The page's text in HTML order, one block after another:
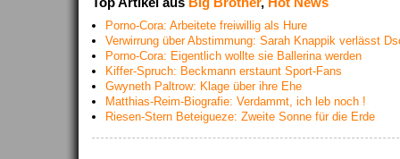
Porno-Cora: Arbeitete freiwillig als Hure
Verwirrung über Abstimmung: Sarah Knappik verlässt
Porno-Cora: Eigentlich wollte sie Ballerina werden
Kiffer-Spruch: Beckmann erstaunt Sport-Fans
Gwyneth Paltrow: Klage über ihre Ehe
Matthias-Reim-Biografie: Verdammt, ich leb noch !
Riesen-Stern Beteigueze: Zweite Sonne für die Erde